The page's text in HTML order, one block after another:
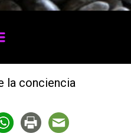
la conciencia